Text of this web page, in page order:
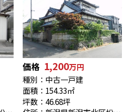
価格 1,200万円
種別：中古一戸建
面積：154.33㎡
坪数：46.68坪